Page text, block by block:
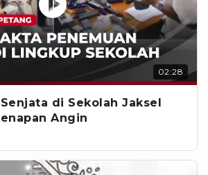
02:28
di Sekolah Jaksel
Angin